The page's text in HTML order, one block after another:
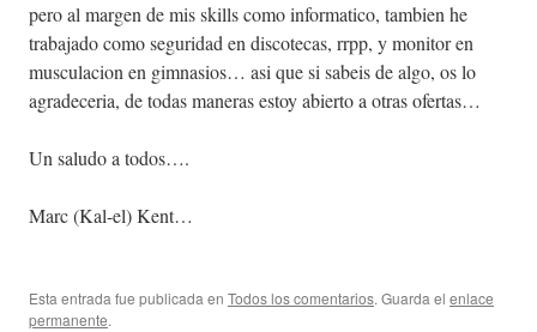
pero al margen de mis skills como informatico, tambien he
trabajado como seguridad en discotecas, rrpp, y monitor en
musculacion en gimnasios… asi que si sabeis de algo, os lo
agradeceria, de todas maneras estoy abierto a otras ofertas…
Un saludo a todos….
Marc (Kal-el) Kent…
Esta entrada fue publicada en Todos los comentarios. Guarda el enlace
permanente.